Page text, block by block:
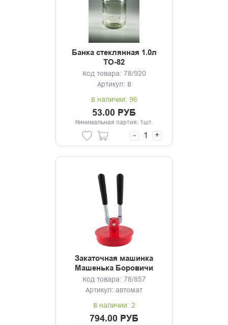
Банка стеклянная 1.0л
ТО-82
Код товара: 78/920
Артикул: В
В наличии: 96
53.00 РУБ
Минимальная партия: 1шт.
- +
Закаточная машинка
Машенька Боровичи
автомат
Код товара: 78/857
Артикул: автомат
В наличии: 2
794.00 РУБ